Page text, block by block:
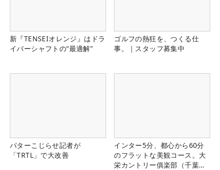
新『TENSEIオレンジ』はドラ
イバーシャフトの“最適解”
ゴルフの熱狂を、つくる仕
事。｜スタッフ募集中
パターこじらせ記者が
「TRTL」で大改善
インター5分、都心から60分
のフラットな美観コース。大
栄カントリー俱楽部（千葉